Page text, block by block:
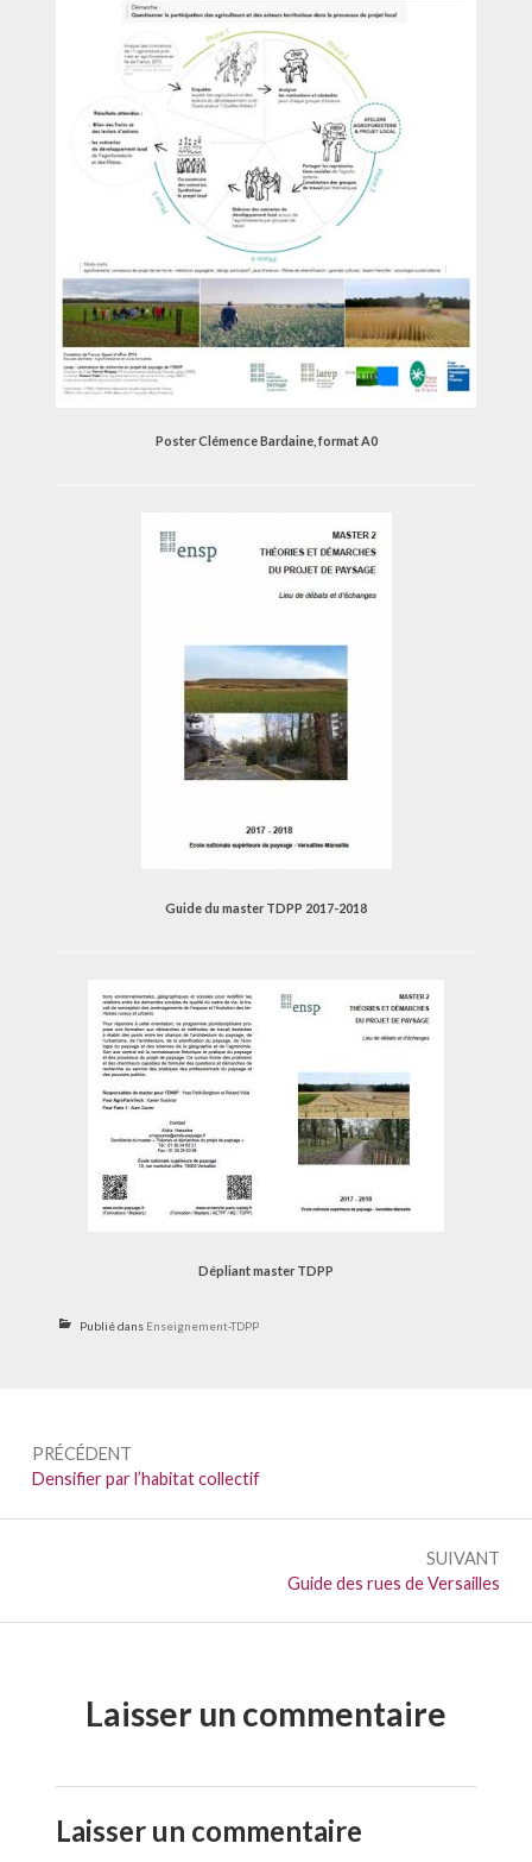
Poster Clémence Bardaine, format A0
Guide du master TDPP 2017-2018
Dépliant master TDPP
Publié dans Enseignement-TDPP
Navigation
de
l’article
PRÉCÉDENT
Précédent :
Densifier par l’habitat collectif
SUIVANT
Suivant :
Guide des rues de Versailles
Laisser un commentaire
Laisser un commentaire